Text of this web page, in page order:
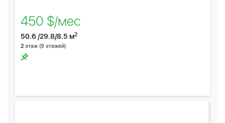
450 $/мес
50.6 /29.8/8.5 м2
2 этаж (9 этажей)